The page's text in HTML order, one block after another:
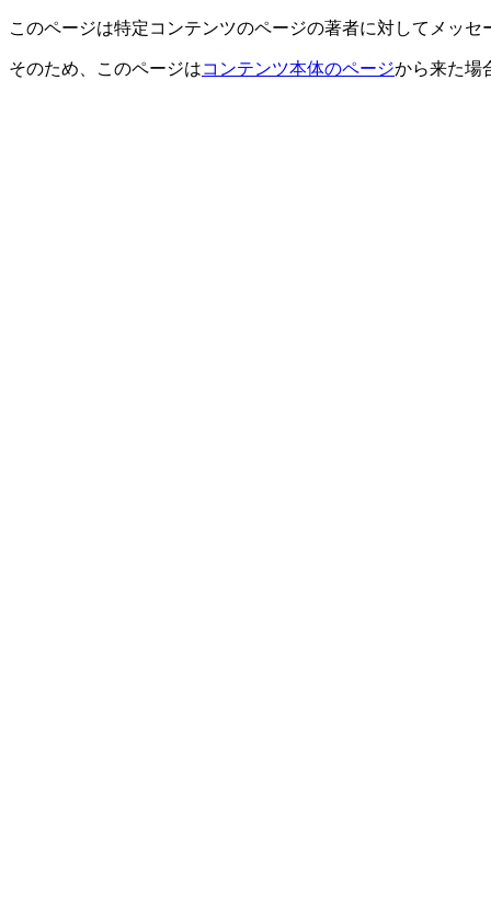
このページは特定コンテンツのページの著者に対してメッ
そのため、このページはコンテンツ本体のページから来た場